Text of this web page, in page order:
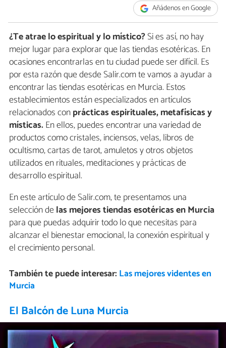
Añádenos en Google
¿Te atrae lo espiritual y lo místico?Si es así, no hay
mejor lugar para explorar que las tiendas esotéricas. En
ocasiones encontrarlas en tu ciudad puede ser difícil. Es
por esta razón que desde Salir.com te vamos a ayudar a
encontrar las tiendas esotéricas en Murcia. Estos
establecimientos están especializados en artículos
relacionados conprácticas espirituales, metafísicas y
místicas.En ellos, puedes encontrar una variedad de
productos como cristales, inciensos, velas, libros de
ocultismo, cartas de tarot, amuletos y otros objetos
utilizados en rituales, meditaciones y prácticas de
desarrollo espiritual.
En este artículo de Salir.com, te presentamos una
selección delas mejores tiendas esotéricas en Murcia
para que puedas adquirir todo lo que necesitas para
alcanzar el bienestar emocional, la conexión espiritual y
el crecimiento personal.
También te puede interesar: Las mejores videntes en
Murcia
El Balcón de Luna Murcia